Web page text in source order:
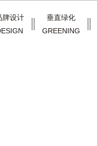
牌设计
垂直绿化
GREENING